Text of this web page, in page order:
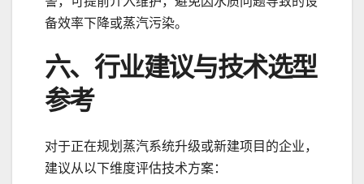
备效率下降或蒸汽污染。
六、行业建议与技术选型
参考
对于正在规划蒸汽系统升级或新建项目的企业，
建议从以下维度评估技术方案：